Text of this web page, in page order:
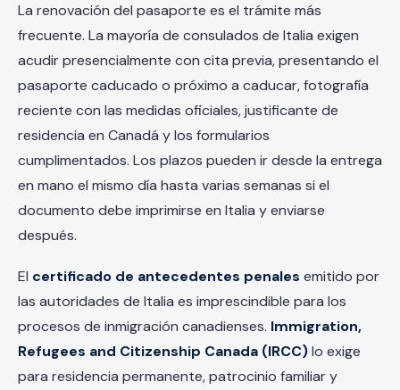
La renovación del pasaporte es el trámite más
frecuente. La mayoría de consulados de Italia exigen
acudir presencialmente con cita previa, presentando el
pasaporte caducado o próximo a caducar, fotografía
reciente con las medidas oficiales, justificante de
residencia en Canadá y los formularios
cumplimentados. Los plazos pueden ir desde la entrega
en mano el mismo día hasta varias semanas si el
documento debe imprimirse en Italia y enviarse
después.
El certificado de antecedentes penales emitido por
las autoridades de Italia es imprescindible para los
procesos de inmigración canadienses. Immigration,
Refugees and Citizenship Canada (IRCC)lo exige
para residencia permanente, patrocinio familiar y